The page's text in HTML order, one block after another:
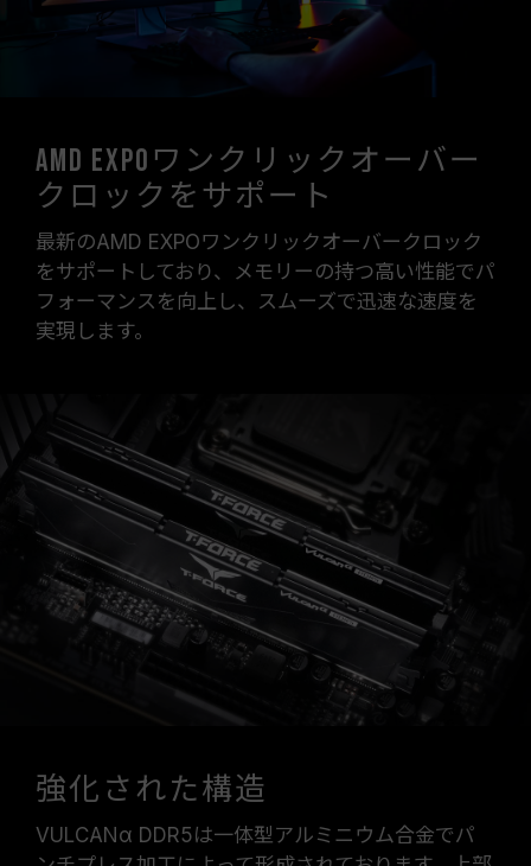
AMD EXPOワンクリックオーバー
クロックをサポート
最新のAMD EXPOワンクリックオーバークロック
をサポートしており、メモリーの持つ高い性能でパ
フォーマンスを向上し、スムーズで迅速な速度を
実現します。
強化された構造
VULCANα DDR5は一体型アルミニウム合金でパ